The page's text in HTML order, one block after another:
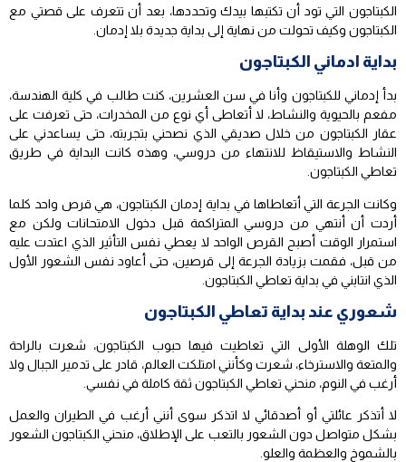
الكبتاجون التي تود أن تكتبها بيدك وتحددها، بعد أن تتعرف على قصتي مع
الكبتاجون وكيف تحولت من نهاية إلى بداية جديدة بلا إدمان.
بداية ادماني الكبتاجون
بدأ إدماني للكبتاجون وأنا في سن العشرين، كنت طالب في كلية الهندسة،
مفعم بالحيوية والنشاط، لا أتعاطى أي نوع من المخدرات، حتى تعرفت على
عقار الكبتاجون من خلال صديقي الذي نصحني بتجربته، حتى يساعدني على
النشاط والاستيقاظ للانتهاء من دروسي، وهذه كانت البداية في طريق
تعاطي الكبتاجون.
وكانت الجرعة التي أتعاطاها في بداية إدمان الكبتاجون، هي قرص واحد كلما
أردت أن أنتهي من دروسي المتراكمة قبل دخول الامتحانات ولكن مع
استمرار الوقت أصبح القرص الواحد لا يعطي نفس التأثير الذي اعتدت عليه
من قبل، فقمت بزيادة الجرعة إلى قرصين، حتى أعاود نفس الشعور الأول
الذي انتابني في بداية تعاطي الكبتاجون.
شعوري عند بداية تعاطي الكبتاجون
تلك الوهلة الأولى التي تعاطيت فيها حبوب الكبتاجون، شعرت بالراحة
والمتعة والاسترخاء، شعرت وكأنني امتلكت العالم، قادر على تدمير الجبال ولا
أرغب في النوم، منحني تعاطي الكبتاجون ثقة كاملة في نفسي.
لا أتذكر عائلتي أو أصدقائي لا اتذكر سوى أنني أرغب في الطيران والعمل
بشكل متواصل دون الشعور بالتعب على الإطلاق، منحني الكبتاجون الشعور
بالشموخ والعظمة والعلو.